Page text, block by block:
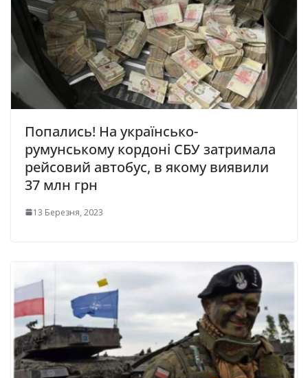
Попались! На українсько-
румунському кордоні СБУ затримала
рейсовий автобус, в якому виявили
37 млн грн
13 Березня, 2023